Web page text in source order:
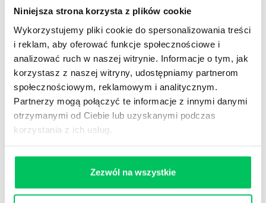
Niniejsza strona korzysta z plików cookie
Wykorzystujemy pliki cookie do spersonalizowania treści
i reklam, aby oferować funkcje społecznościowe i
analizować ruch w naszej witrynie. Informacje o tym, jak
korzystasz z naszej witryny, udostępniamy partnerom
społecznościowym, reklamowym i analitycznym.
Partnerzy mogą połączyć te informacje z innymi danymi
otrzymanymi od Ciebie lub uzyskanymi podczas
korzystania z ich usług.
Zezwól na wszystkie
zrozumieć głębiej mechanizmy wypalenia
zawodowego oraz skłoni do refleksji nad
własnymi priorytetami zawodowymi i osobistymi.
Wsparcie i zasoby:Uczestnicy dowiedzą się o
możliwościach korzystania i udzielania wsparcia
specjalistycznego na różnych etapach zjawiska